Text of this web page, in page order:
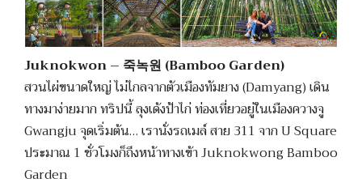
Juknokwon – 죽녹원 (Bamboo Garden)
สวนไผ่ขนาดใหญ่ ไม่ไกลจากตัวเมืองทัมยาง (Damyang) เดิน
ทางมาง่ายมาก ทริปนี้ ลุงเด้งป้าไก่ ท่องเที่ยวอยู่ในเมืองควางจู
Gwangju จุดเริ่มต้น… เรานั่งรถเมล์ สาย 311 จาก U Square
ประมาณ 1 ชั่วโมงก็ถึงหน้าทางเข้า Juknokwong Bamboo
Garden